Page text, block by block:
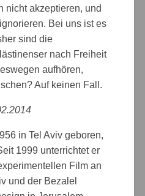
nicht akzeptieren, und
Bei uns ist es
sind die
nach Freiheit
aufhören,
Auf keinen Fall.
in Tel Aviv geboren,
1999 unterrichtet er
Film an
und der Bezalel